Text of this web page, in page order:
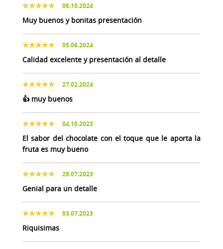
08.10.2024
Muy buenos y bonitas presentación
05.06.2024
Calidad excelente y presentación al detalle
27.02.2024
👍 muy buenos
04.10.2023
El sabor del chocolate con el toque que le aporta la
fruta es muy bueno
29.07.2023
Genial para un detalle
03.07.2023
Riquisimas